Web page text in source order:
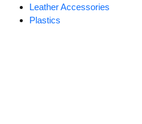
Leather Accessories
Plastics